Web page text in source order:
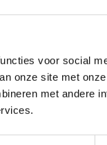
voor social
onze site met
met andere
Krótka motywacja